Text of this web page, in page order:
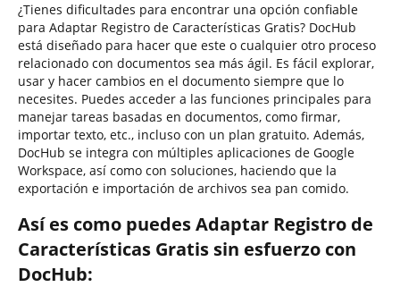
¿Tienes dificultades para encontrar una opción confiable
para Adaptar Registro de Características Gratis? DocHub
está diseñado para hacer que este o cualquier otro proceso
relacionado con documentos sea más ágil. Es fácil explorar,
usar y hacer cambios en el documento siempre que lo
necesites. Puedes acceder a las funciones principales para
manejar tareas basadas en documentos, como firmar,
importar texto, etc., incluso con un plan gratuito. Además,
DocHub se integra con múltiples aplicaciones de Google
Workspace, así como con soluciones, haciendo que la
exportación e importación de archivos sea pan comido.
Así es como puedes Adaptar Registro de
Características Gratis sin esfuerzo con
DocHub: